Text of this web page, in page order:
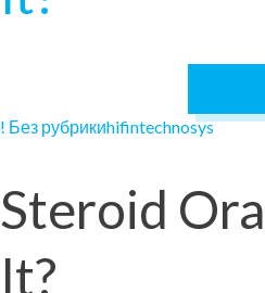
! Без рубрикиhifintechnosys
Steroid
It?